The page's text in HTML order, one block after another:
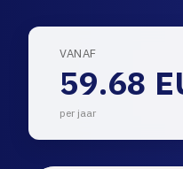
VANAF
59.68
per jaar